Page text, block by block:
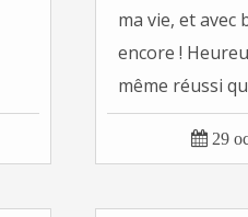
ma vie, et avec
encore !
même réussi
 29